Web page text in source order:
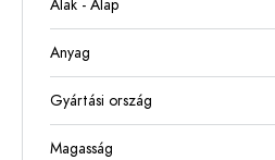
Alak - Alap
Anyag
Gyártási ország
Magasság